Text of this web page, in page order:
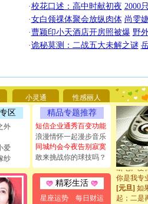
·校花口述：高中时献初夜 2000
·女白领祼体聚会放纵肉体 尚雯
·曹颖印小天酒店开房照被爆 野
·诡秘莫测：二战五大未解之谜
小灵通 性感丽人
区
外
爱
纱
精品专题推荐
短信企业通秀百变功能
浪漫情怀一起漫步音乐
同城约会今夜告别寂寞
敢来挑战你的球技吗？
精彩生活
星座运势
每日财运
要平安
[圣诞节]
能正大光
天都要快
[圣诞节]
如意,快
[元旦]看
断电。爱
你是我专
[元旦] 如
起；二是